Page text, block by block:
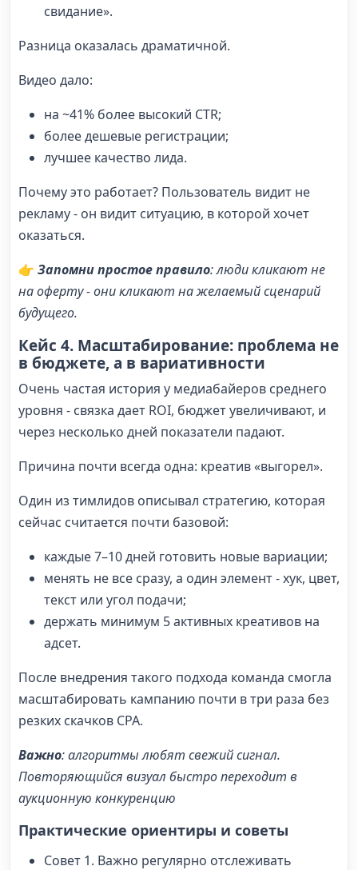
свидание».
Разница оказалась драматичной.
Видео дало:
на ~41% более высокий CTR;
более дешевые регистрации;
лучшее качество лида.
Почему это работает? Пользователь видит не
рекламу - он видит ситуацию, в которой хочет
оказаться.
👉 Запомни простое правило: люди кликают не
на оферту - они кликают на желаемый сценарий
будущего.
Кейс 4. Масштабирование: проблема не
в бюджете, а в вариативности
Очень частая история у медиабайеров среднего
уровня - связка дает ROI, бюджет увеличивают, и
через несколько дней показатели падают.
Причина почти всегда одна: креатив «выгорел».
Один из тимлидов описывал стратегию, которая
сейчас считается почти базовой:
каждые 7–10 дней готовить новые вариации;
менять не все сразу, а один элемент - хук, цвет,
текст или угол подачи;
держать минимум 5 активных креативов на
адсет.
После внедрения такого подхода команда смогла
масштабировать кампанию почти в три раза без
резких скачков CPA.
Важно: алгоритмы любят свежий сигнал.
Повторяющийся визуал быстро переходит в
аукционную конкуренцию
Практические ориентиры и советы
Совет 1. Важно регулярно отслеживать